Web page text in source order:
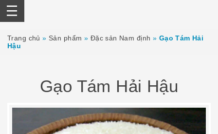
Skip
Trang chủ » Sản phẩm » Đặc sản Nam định » Gạo Tám Hải
Hậu
Gạo Tám Hải Hậu